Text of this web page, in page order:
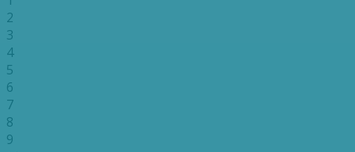
2
3
4
5
6
7
8
9